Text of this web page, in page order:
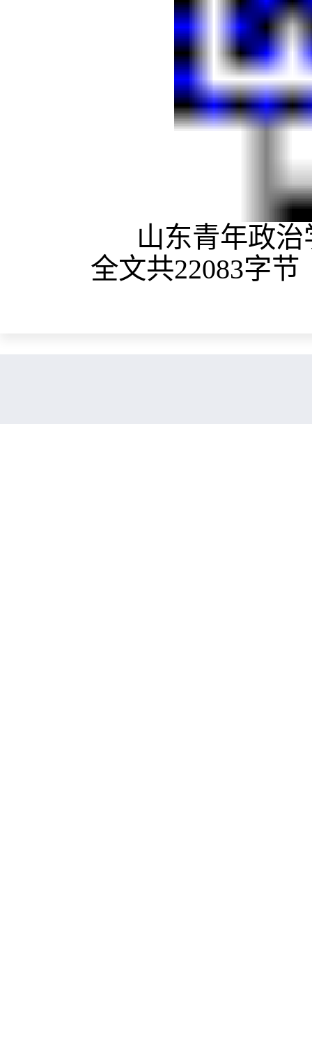
山东青年政
全文共22083字节